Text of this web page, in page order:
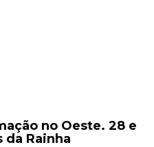
no Oeste. 28 e
da Rainha